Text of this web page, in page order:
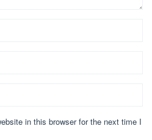
in this browser for the next time I